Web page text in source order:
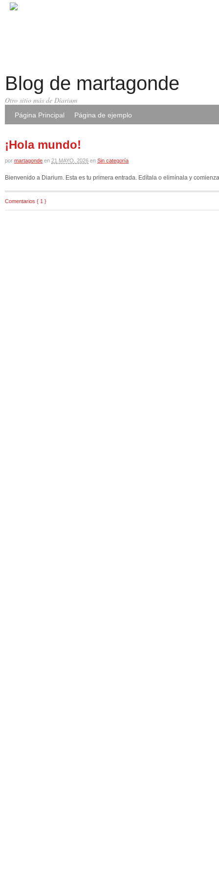
Blog de martagonde
Otro sitio más de Diarium
Página Principal Página de ejemplo
¡Hola mundo!
por martagonde en 21 MAYO, 2026 en Sin categoría
Bienvenido a Diarium. Esta es tu primera entrada. Edítala o elimínala y
Comentarios { 1 }